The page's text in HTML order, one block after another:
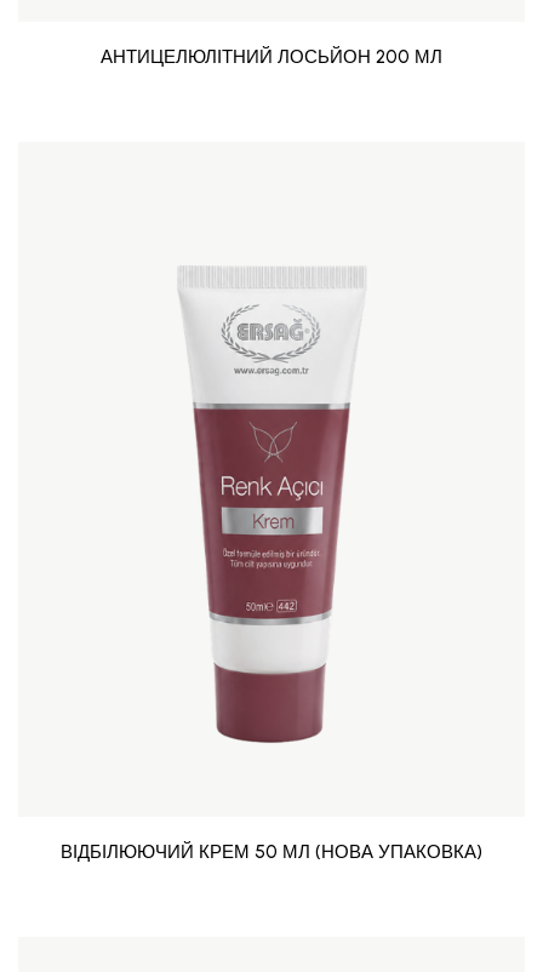
АНТИЦЕЛЮЛІТНИЙ ЛОСЬЙОН 200 МЛ
ВІДБІЛЮЮЧИЙ КРЕМ 50 МЛ (НОВА УПАКОВКА)